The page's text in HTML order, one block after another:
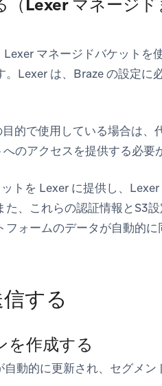
（Lexer マネージ
マネージドバケットを
Lexer は、Braze の設定に
的で使用している場合は、
のアクセスを提供する必要
トを Lexer に提供し、
、これらの認証情報とS3
ォームのデータが自動的に
する
を作成する
動的に更新され、セグメン